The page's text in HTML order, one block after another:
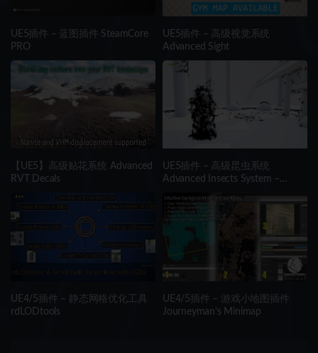
UE5插件 – 蓝图插件 SteamCore
PRO
UE5插件 – 高级视觉系统
Advanced Sight
【UE5】高级贴花系统 Advanced
RVT Decals
UE5插件 – 高级昆虫系统
Advanced Insects System –
Simulation
UE4/5插件 – 静态网格优化工具
rdLODtools
UE4/5插件 – 游戏小地图插件
Journeyman’s Minimap